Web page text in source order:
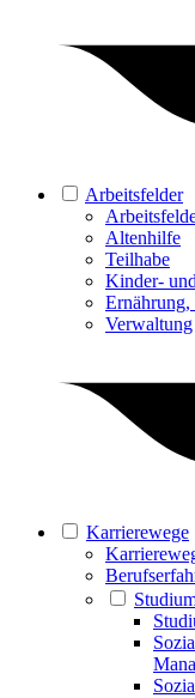
Arbeitsfelder
Altenhilfe
Teilhabe
Kinder-
Verwaltung
Karrierewege